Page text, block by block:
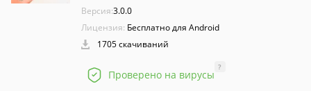
Версия:3.0.0
Лицензия: Бесплатно для Android
1705 скачиваний
Проверено на вирусы
?